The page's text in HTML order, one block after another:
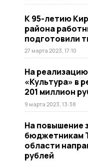
К 95-летию
района
подготовили
27 марта 2023, 17:10
На
«Культура» в
201 миллион
9 марта 2023, 13:38
На повышение
бюджетникам
области
рублей